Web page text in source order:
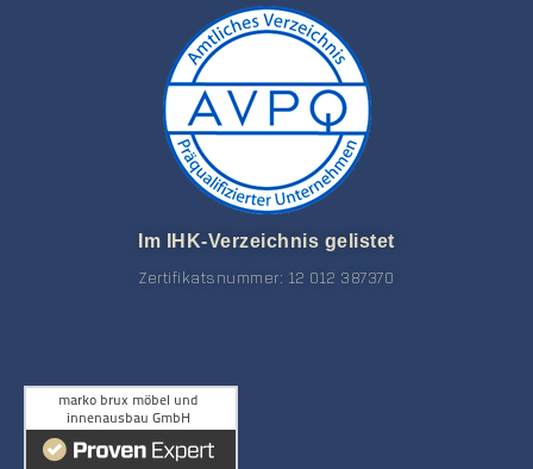
Im IHK-Verzeichnis gelistet
Zertifikatsnummer: 12 012 387370